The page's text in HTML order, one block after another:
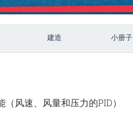
建造 小册子
风速、风量和压力的PID）